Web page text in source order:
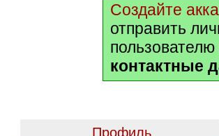
Создайте
отправить
контактные
Профиль